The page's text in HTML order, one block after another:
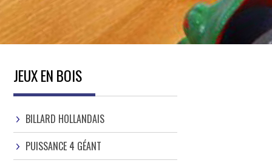
JEUX EN BOIS
BILLARD HOLLANDAIS
PUISSANCE 4 GÉANT